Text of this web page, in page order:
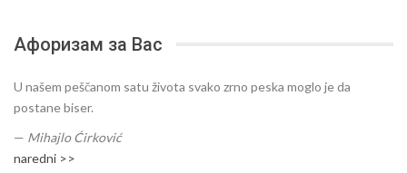
Афоризам за Вас
U našem peščanom satu života svako zrno peska moglo je da
postane biser.
— Mihajlo Ćirković
naredni >>